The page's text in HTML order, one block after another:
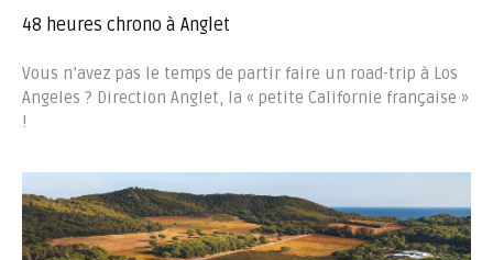
48 heures chrono à Anglet
Vous n’avez pas le temps de partir faire un road-trip à Los
Angeles ? Direction Anglet, la « petite Californie française »
!